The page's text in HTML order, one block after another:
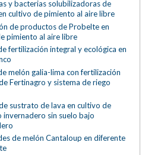
y bacterias solubilizadoras de
cultivo de pimiento al aire libre
de productos de Probelte en
pimiento al aire libre
fertilización integral y ecológica en
melón galia-lima con fertilización
Fertinagro y sistema de riego
sustrato de lava en cultivo de
invernadero sin suelo bajo
de melón Cantaloup en diferente